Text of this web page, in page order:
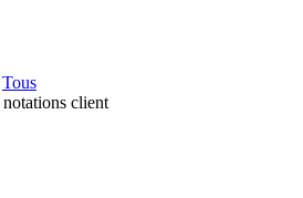
Tous
notations client